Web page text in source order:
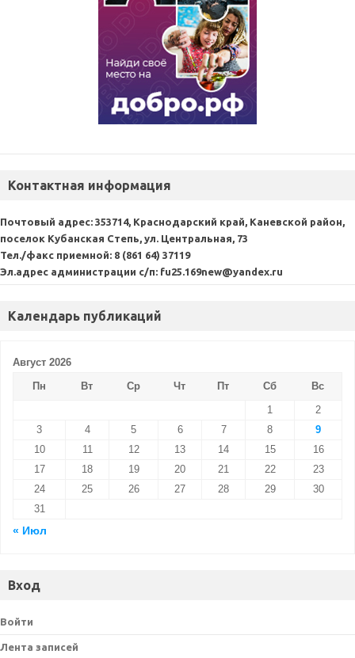
Контактная информация
Почтовый адрес: 353714, Краснодарский край, Каневской район,
поселок Кубанская Степь, ул. Центральная, 73
Тел./факс приемной: 8 (861 64) 37119
Эл.адрес администрации с/п: fu25.169new@yandex.ru
Календарь публикаций
Август 2026
Пн
Вт Ср Чт Пт Сб
Вс
1
2
3
4 5 6 7 8
9
10
11 12 13 14 15
16
17
18 19 20 21 22
23
24
25 26 27 28 29
30
31
« Июл
Вход
Войти
Лента записей